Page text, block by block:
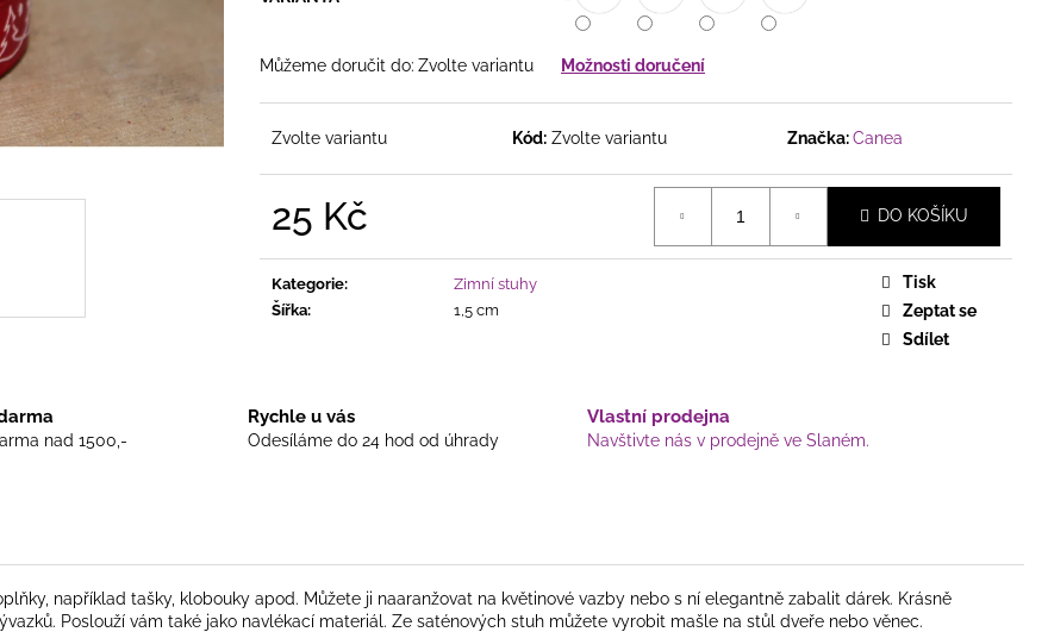
Můžeme doručit do: Zvolte variantu Možnosti doručení
Zvolte variantu Kód: Zvolte variantu Značka:Canea
25 Kč DO KOŠÍKU
Kategorie:
Zimní stuhy
Šířka: 1,5 cm
Tisk
Zeptat se
Sdílet
nad 1500,-
Rychle u vás
Odesíláme do 24 hod od úhrady
Vlastní prodejna
Navštivte nás v prodejně ve Slaném.
například tašky, klobouky apod. Můžete ji naaranžovat na květinové vazby nebo s ní elegantně zabalit dárek. Krásně
Poslouží vám také jako navlékací materiál. Ze saténových stuh můžete vyrobit mašle na stůl dveře nebo věnec.
KERAMICKÝ MODRÝ
Kč
DOMEČEK KERAMICKÝ - KOSTELÍK, NA
ČAJOVOU SVÍČKU, HNĚDÝ
455 Kč